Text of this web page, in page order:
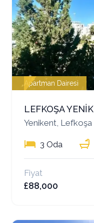
Apartman Dairesi
Yenikent, Lefkoşa
3 Oda
Fiyat
£88,000